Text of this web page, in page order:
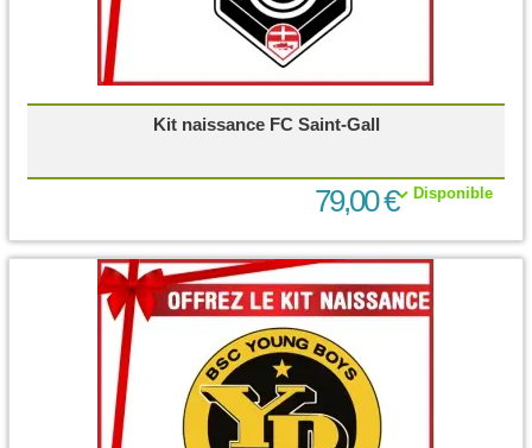
Kit naissance FC Saint-Gall
Disponible
79,00 €